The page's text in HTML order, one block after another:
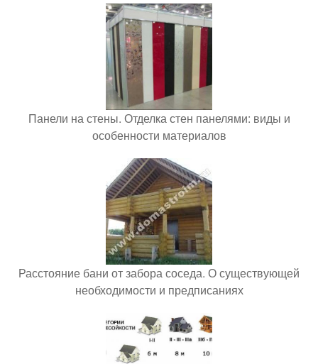
Панели на стены. Отделка стен панелями: виды и
особенности материалов
Расстояние бани от забора соседа. О существующей
необходимости и предписаниях